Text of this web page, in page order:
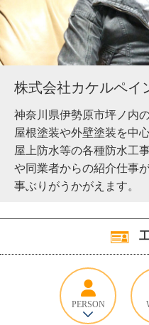
株式会社カケルペイ
神奈川県伊勢原市坪ノ内
屋根塗装や外壁塗装を中
屋上防水等の各種防水工
や同業者からの紹介仕事
事ぶりがうかがえます。
PERSON